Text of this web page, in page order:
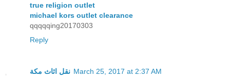
true religion outlet
michael kors outlet clearance
qqqqqing20170303
Reply
نقل اثاث مكة March 25, 2017 at 2:37 AM